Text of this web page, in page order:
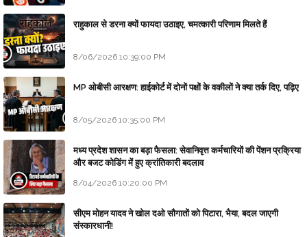
राहुकाल से डरना क्यों फायदा उठाइए, चमत्कारी परिणाम मिलते हैं
8/06/2026 10:39:00 PM
MP ओबीसी आरक्षण: हाईकोर्ट में दोनों पक्षों के वकीलों ने क्या तर्क दिए, पढ़िए
8/05/2026 10:35:00 PM
मध्य प्रदेश शासन का बड़ा फैसला: सेवानिवृत्त कर्मचारियों की पेंशन प्रक्रिया
और बजट कोडिंग में हुए क्रांतिकारी बदलाव
8/04/2026 10:20:00 PM
सीएम मोहन यादव ने खोल दओ सौगातों को पिटारा, भैया, बदल जाएगी
संस्कारधानी!